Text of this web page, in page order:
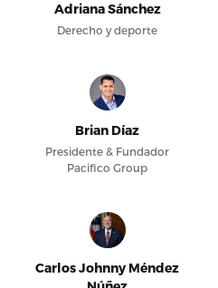
Adriana Sánchez
Derecho y deporte
Brian Díaz
Presidente & Fundador
Pacifico Group
Carlos Johnny Méndez